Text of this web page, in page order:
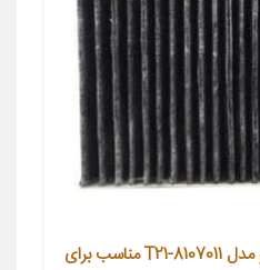
فیلتر کربن فعال کابین خودرو مدل T21-8107011 مناسب برای